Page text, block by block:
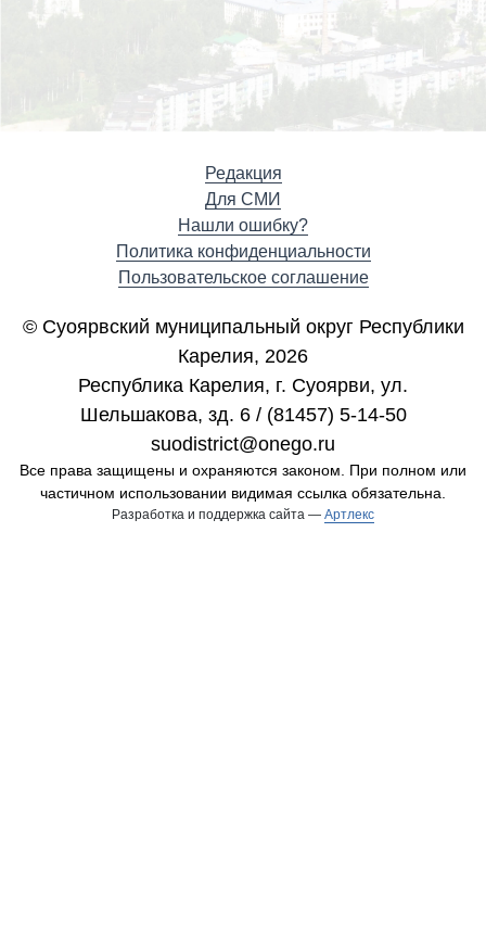
Редакция
Для СМИ
Нашли ошибку?
Политика конфиденциальности
Пользовательское соглашение
© Суоярвский муниципальный округ Республики
Карелия, 2026
Республика Карелия, г. Cуоярви, ул.
Шельшакова, зд. 6 / (81457) 5-14-50
suodistrict@onego.ru
Все права защищены и охраняются законом. При полном или
частичном использовании видимая ссылка обязательна.
Разработка и поддержка сайта — Артлекс